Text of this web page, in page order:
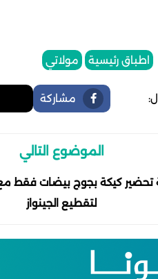
اطباق رئيسية مولاتي
مشاركة
الموضوع التالي
تحضير كيكة بجوج بيضات فقط
لتقطيع الجينواز